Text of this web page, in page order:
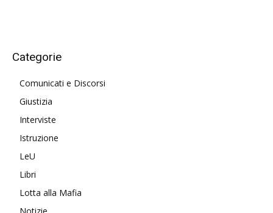
Categorie
Comunicati e Discorsi
Giustizia
Interviste
Istruzione
LeU
Libri
Lotta alla Mafia